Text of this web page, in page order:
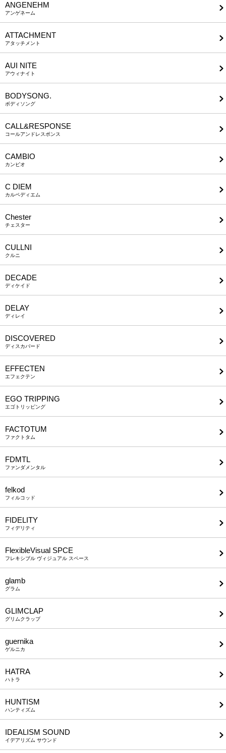
ANGENEHM
アンゲネーム
ATTACHMENT
アタッチメント
AUI NITE
アウィナイト
BODYSONG.
ボディソング
CALL&RESPONSE
コールアンドレスポンス
CAMBIO
カンビオ
C DIEM
カルペディエム
Chester
チェスター
CULLNI
クルニ
DECADE
ディケイド
DELAY
ディレイ
DISCOVERED
ディスカバード
EFFECTEN
エフェクテン
EGO TRIPPING
エゴトリッピング
FACTOTUM
ファクトタム
FDMTL
ファンダメンタル
felkod
フィルコッド
FIDELITY
フィデリティ
FlexibleVisual SPCE
フレキシブル ヴィジュアル スペース
glamb
グラム
GLIMCLAP
グリムクラップ
guernika
ゲルニカ
HATRA
ハトラ
HUNTISM
ハンティズム
IDEALISM SOUND
イデアリズム サウンド